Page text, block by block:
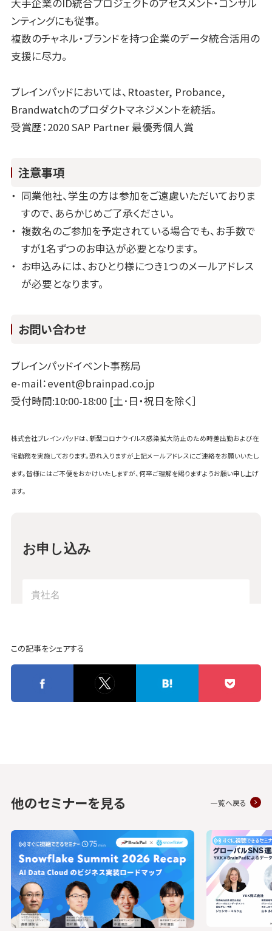
大手企業のID統合プロジェクトのアセスメント・コンサル
ンティングにも従事。
複数のチャネル・ブランドを持つ企業のデータ統合活用の
支援に尽力。
ブレインパッドにおいては、Rtoaster, Probance,
Brandwatchのプロダクトマネジメントを統括。
受賞歴：2020 SAP Partner 最優秀個人賞
注意事項
同業他社、学生の方は参加をご遠慮いただいておりま
すので、あらかじめご了承ください。
複数名のご参加を予定されている場合でも、お手数で
すが1名ずつのお申込が必要となります。
お申込みには、おひとり様につき1つのメールアドレス
が必要となります。
お問い合わせ
ブレインパッドイベント事務局
e-mail：event@brainpad.co.jp
受付時間:10:00-18:00 [土･日・祝日を除く］
株式会社ブレインパッドは、新型コロナウイルス感染拡大防止のため時差出勤および在
宅勤務を実施しております。恐れ入りますが上記メールアドレスにご連絡をお願いいたし
ます。皆様にはご不便をおかけいたしますが、何卒ご理解を賜りますようお願い申し上げ
ます。
この記事をシェアする
他のセミナーを見る 一覧へ戻る